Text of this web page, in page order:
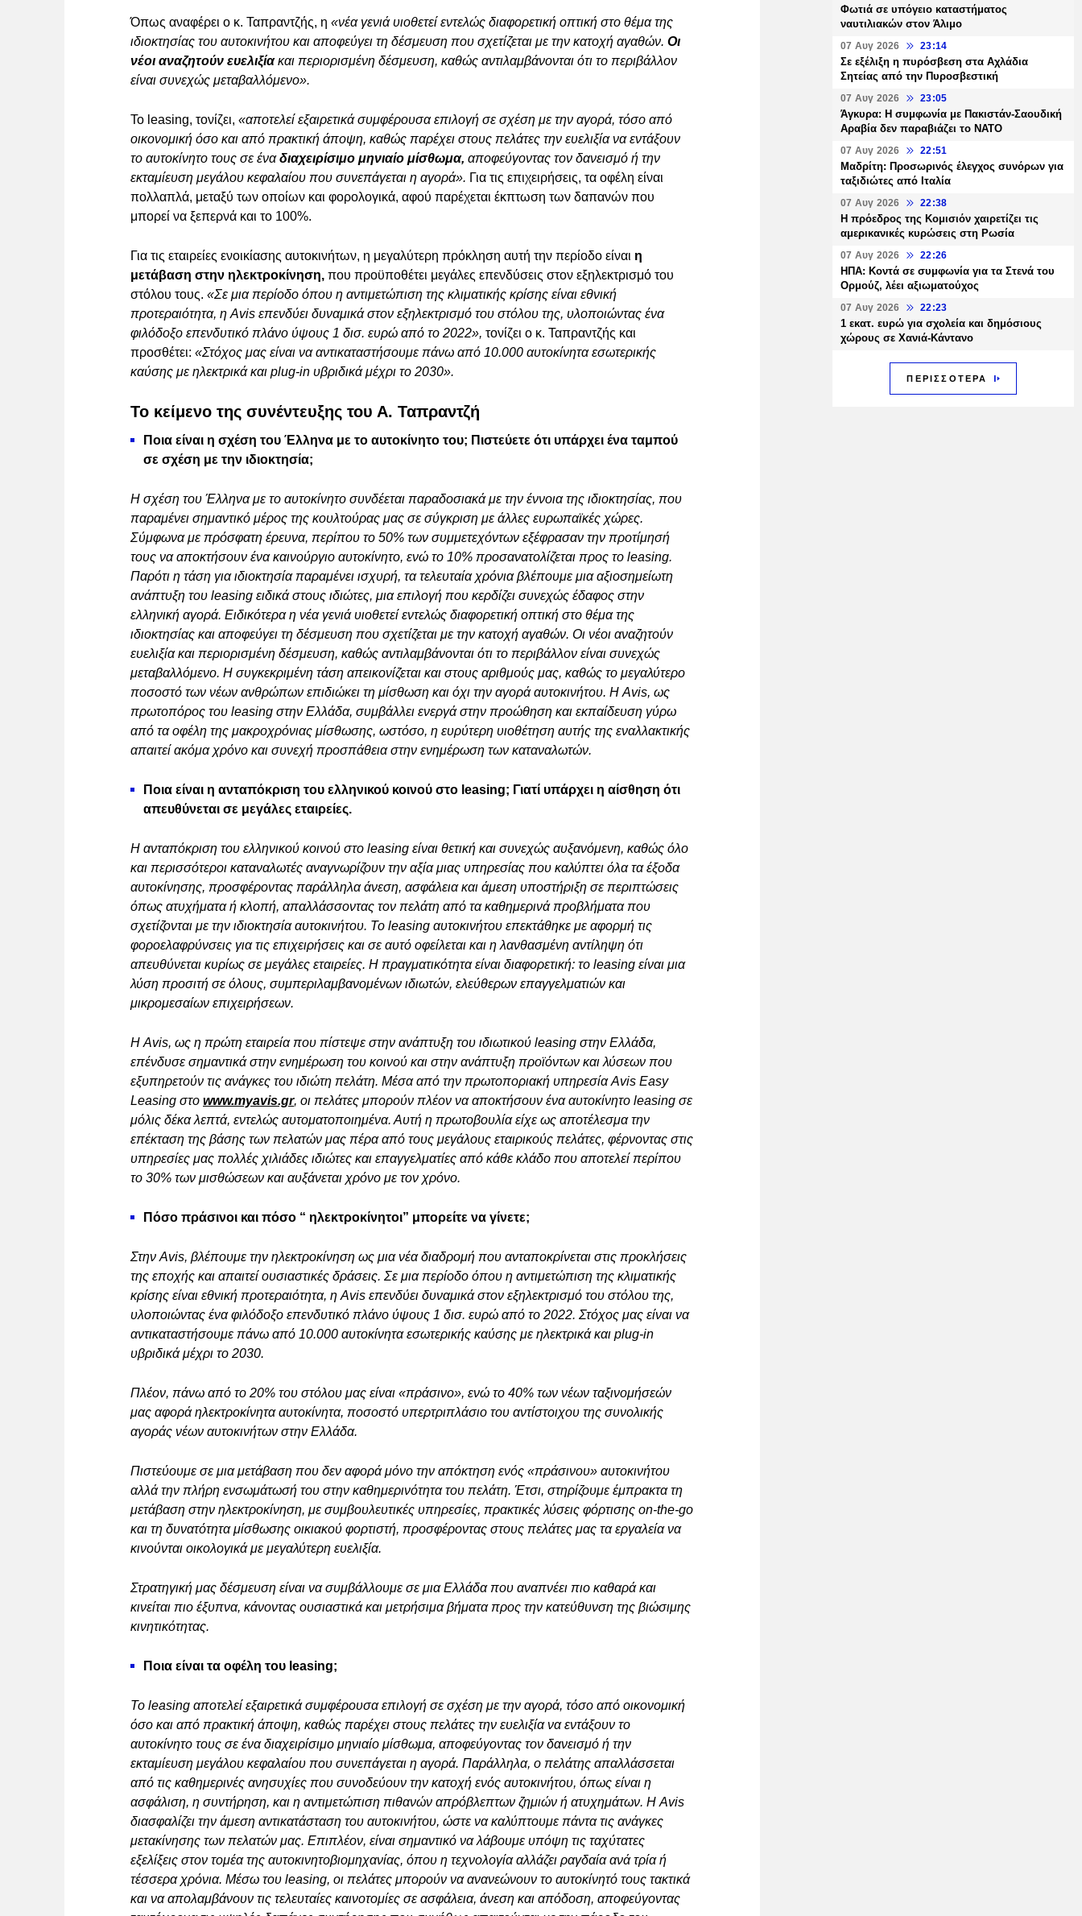
Όπως αναφέρει ο κ. Ταπραντζής, η «νέα γενιά υιοθετεί εντελώς διαφορετική οπτική στο θέμα της
ιδιοκτησίας του αυτοκινήτου και αποφεύγει τη δέσμευση που σχετίζεται με την κατοχή αγαθών. Οι
νέοι αναζητούν ευελιξίακαι περιορισμένη δέσμευση, καθώς αντιλαμβάνονται ότι το περιβάλλον
είναι συνεχώς μεταβαλλόμενο».
Το leasing, τονίζει, «αποτελεί εξαιρετικά συμφέρουσα επιλογή σε σχέση με την αγορά, τόσο από
οικονομική όσο και από πρακτική άποψη, καθώς παρέχει στους πελάτες την ευελιξία να εντάξουν
το αυτοκίνητο τους σε έναδιαχειρίσιμο μηνιαίο μίσθωμα, αποφεύγοντας τον δανεισμό ή την
εκταμίευση μεγάλου κεφαλαίου που συνεπάγεται η αγορά». Για τις επιχειρήσεις, τα οφέλη είναι
πολλαπλά, μεταξύ των οποίων και φορολογικά, αφού παρέχεται έκπτωση των δαπανών που
μπορεί να ξεπερνά και το 100%.
Για τις εταιρείες ενοικίασης αυτοκινήτων, η μεγαλύτερη πρόκληση αυτή την περίοδο είναι η
μετάβαση στην ηλεκτροκίνηση, που προϋποθέτει μεγάλες επενδύσεις στον εξηλεκτρισμό του
στόλου τους. «Σε μια περίοδο όπου η αντιμετώπιση της κλιματικής κρίσης είναι εθνική
προτεραιότητα, η Avis επενδύει δυναμικά στον εξηλεκτρισμό του στόλου της, υλοποιώντας ένα
φιλόδοξο επενδυτικό πλάνο ύψους 1 δισ. ευρώ από το 2022», τονίζει ο κ. Ταπραντζής και
προσθέτει: «Στόχος μας είναι να αντικαταστήσουμε πάνω από 10.000 αυτοκίνητα εσωτερικής
καύσης με ηλεκτρικά και plug-in υβριδικά μέχρι το 2030».
Το κείμενο της συνέντευξης του Α. Ταπραντζή
Ποια είναι η σχέση του Έλληνα με το αυτοκίνητο του; Πιστεύετε ότι υπάρχει ένα ταμπού
σε σχέση με την ιδιοκτησία;
Η σχέση του Έλληνα με το αυτοκίνητο συνδέεται παραδοσιακά με την έννοια της ιδιοκτησίας, που
παραμένει σημαντικό μέρος της κουλτούρας μας σε σύγκριση με άλλες ευρωπαϊκές χώρες.
Σύμφωνα με πρόσφατη έρευνα, περίπου το 50% των συμμετεχόντων εξέφρασαν την προτίμησή
τους να αποκτήσουν ένα καινούργιο αυτοκίνητο, ενώ το 10% προσανατολίζεται προς το leasing.
Παρότι η τάση για ιδιοκτησία παραμένει ισχυρή, τα τελευταία χρόνια βλέπουμε μια αξιοσημείωτη
ανάπτυξη του leasing ειδικά στους ιδιώτες, μια επιλογή που κερδίζει συνεχώς έδαφος στην
ελληνική αγορά. Ειδικότερα η νέα γενιά υιοθετεί εντελώς διαφορετική οπτική στο θέμα της
ιδιοκτησίας και αποφεύγει τη δέσμευση που σχετίζεται με την κατοχή αγαθών. Οι νέοι αναζητούν
ευελιξία και περιορισμένη δέσμευση, καθώς αντιλαμβάνονται ότι το περιβάλλον είναι συνεχώς
μεταβαλλόμενο. Η συγκεκριμένη τάση απεικονίζεται και στους αριθμούς μας, καθώς το μεγαλύτερο
ποσοστό των νέων ανθρώπων επιδιώκει τη μίσθωση και όχι την αγορά αυτοκινήτου. Η Avis, ως
πρωτοπόρος του leasing στην Ελλάδα, συμβάλλει ενεργά στην προώθηση και εκπαίδευση γύρω
από τα οφέλη της μακροχρόνιας μίσθωσης, ωστόσο, η ευρύτερη υιοθέτηση αυτής της εναλλακτικής
απαιτεί ακόμα χρόνο και συνεχή προσπάθεια στην ενημέρωση των καταναλωτών.
Ποια είναι η ανταπόκριση του ελληνικού κοινού στο leasing; Γιατί υπάρχει η αίσθηση ότι
απευθύνεται σε μεγάλες εταιρείες.
Η ανταπόκριση του ελληνικού κοινού στο leasing είναι θετική και συνεχώς αυξανόμενη, καθώς όλο
και περισσότεροι καταναλωτές αναγνωρίζουν την αξία μιας υπηρεσίας που καλύπτει όλα τα έξοδα
αυτοκίνησης, προσφέροντας παράλληλα άνεση, ασφάλεια και άμεση υποστήριξη σε περιπτώσεις
όπως ατυχήματα ή κλοπή, απαλλάσσοντας τον πελάτη από τα καθημερινά προβλήματα που
σχετίζονται με την ιδιοκτησία αυτοκινήτου. Το leasing αυτοκινήτου επεκτάθηκε με αφορμή τις
φοροελαφρύνσεις για τις επιχειρήσεις και σε αυτό οφείλεται και η λανθασμένη αντίληψη ότι
απευθύνεται κυρίως σε μεγάλες εταιρείες. Η πραγματικότητα είναι διαφορετική: το leasing είναι μια
λύση προσιτή σε όλους, συμπεριλαμβανομένων ιδιωτών, ελεύθερων επαγγελματιών και
μικρομεσαίων επιχειρήσεων.
Η Avis, ως η πρώτη εταιρεία που πίστεψε στην ανάπτυξη του ιδιωτικού leasing στην Ελλάδα,
επένδυσε σημαντικά στην ενημέρωση του κοινού και στην ανάπτυξη προϊόντων και λύσεων που
εξυπηρετούν τις ανάγκες του ιδιώτη πελάτη. Μέσα από την πρωτοποριακή υπηρεσία Avis Easy
Leasing στο www.myavis.gr, οι πελάτες μπορούν πλέον να αποκτήσουν ένα αυτοκίνητο leasing σε
μόλις δέκα λεπτά, εντελώς αυτοματοποιημένα. Αυτή η πρωτοβουλία είχε ως αποτέλεσμα την
επέκταση της βάσης των πελατών μας πέρα από τους μεγάλους εταιρικούς πελάτες, φέρνοντας στις
υπηρεσίες μας πολλές χιλιάδες ιδιώτες και επαγγελματίες από κάθε κλάδο που αποτελεί περίπου
το 30% των μισθώσεων και αυξάνεται χρόνο με τον χρόνο.
Πόσο πράσινοι και πόσο “ ηλεκτροκίνητοι” μπορείτε να γίνετε;
Στην Avis, βλέπουμε την ηλεκτροκίνηση ως μια νέα διαδρομή που ανταποκρίνεται στις προκλήσεις
της εποχής και απαιτεί ουσιαστικές δράσεις. Σε μια περίοδο όπου η αντιμετώπιση της κλιματικής
κρίσης είναι εθνική προτεραιότητα, η Avis επενδύει δυναμικά στον εξηλεκτρισμό του στόλου της,
υλοποιώντας ένα φιλόδοξο επενδυτικό πλάνο ύψους 1 δισ. ευρώ από το 2022. Στόχος μας είναι να
αντικαταστήσουμε πάνω από 10.000 αυτοκίνητα εσωτερικής καύσης με ηλεκτρικά και plug-in
υβριδικά μέχρι το 2030.
Πλέον, πάνω από το 20% του στόλου μας είναι «πράσινο», ενώ το 40% των νέων ταξινομήσεών
μας αφορά ηλεκτροκίνητα αυτοκίνητα, ποσοστό υπερτριπλάσιο του αντίστοιχου της συνολικής
αγοράς νέων αυτοκινήτων στην Ελλάδα.
Πιστεύουμε σε μια μετάβαση που δεν αφορά μόνο την απόκτηση ενός «πράσινου» αυτοκινήτου
αλλά την πλήρη ενσωμάτωσή του στην καθημερινότητα του πελάτη. Έτσι, στηρίζουμε έμπρακτα τη
μετάβαση στην ηλεκτροκίνηση, με συμβουλευτικές υπηρεσίες, πρακτικές λύσεις φόρτισης on-the-go
και τη δυνατότητα μίσθωσης οικιακού φορτιστή, προσφέροντας στους πελάτες μας τα εργαλεία να
κινούνται οικολογικά με μεγαλύτερη ευελιξία.
Στρατηγική μας δέσμευση είναι να συμβάλλουμε σε μια Ελλάδα που αναπνέει πιο καθαρά και
κινείται πιο έξυπνα, κάνοντας ουσιαστικά και μετρήσιμα βήματα προς την κατεύθυνση της βιώσιμης
κινητικότητας.
Ποια είναι τα οφέλη του leasing;
Το leasing αποτελεί εξαιρετικά συμφέρουσα επιλογή σε σχέση με την αγορά, τόσο από οικονομική
όσο και από πρακτική άποψη, καθώς παρέχει στους πελάτες την ευελιξία να εντάξουν το
αυτοκίνητο τους σε ένα διαχειρίσιμο μηνιαίο μίσθωμα, αποφεύγοντας τον δανεισμό ή την
εκταμίευση μεγάλου κεφαλαίου που συνεπάγεται η αγορά. Παράλληλα, ο πελάτης απαλλάσσεται
από τις καθημερινές ανησυχίες που συνοδεύουν την κατοχή ενός αυτοκινήτου, όπως είναι η
ασφάλιση, η συντήρηση, και η αντιμετώπιση πιθανών απρόβλεπτων ζημιών ή ατυχημάτων. Η Avis
διασφαλίζει την άμεση αντικατάσταση του αυτοκινήτου, ώστε να καλύπτουμε πάντα τις ανάγκες
μετακίνησης των πελατών μας. Επιπλέον, είναι σημαντικό να λάβουμε υπόψη τις ταχύτατες
εξελίξεις στον τομέα της αυτοκινητοβιομηχανίας, όπου η τεχνολογία αλλάζει ραγδαία ανά τρία ή
τέσσερα χρόνια. Μέσω του leasing, οι πελάτες μπορούν να ανανεώνουν το αυτοκίνητό τους τακτικά
και να απολαμβάνουν τις τελευταίες καινοτομίες σε ασφάλεια, άνεση και απόδοση, αποφεύγοντας
Φωτιά σε υπόγειο καταστήματος
ναυτιλιακών στον Άλιμο
07 Αυγ 2026 23:14
Σε εξέλιξη η πυρόσβεση στα Αχλάδια
Σητείας από την Πυροσβεστική
07 Αυγ 2026 23:05
Άγκυρα: Η συμφωνία με Πακιστάν-Σαουδική
Αραβία δεν παραβιάζει το ΝΑΤΟ
07 Αυγ 2026 22:51
Μαδρίτη: Προσωρινός έλεγχος συνόρων για
ταξιδιώτες από Ιταλία
07 Αυγ 2026 22:38
Η πρόεδρος της Κομισιόν χαιρετίζει τις
αμερικανικές κυρώσεις στη Ρωσία
07 Αυγ 2026 22:26
ΗΠΑ: Κοντά σε συμφωνία για τα Στενά του
Ορμούζ, λέει αξιωματούχος
07 Αυγ 2026 22:23
1 εκατ. ευρώ για σχολεία και δημόσιους
χώρους σε Χανιά-Κάντανο
ΠΕΡΙΣΣΟΤΕΡΑ